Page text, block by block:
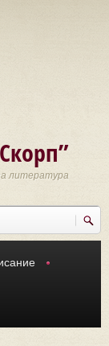
литература